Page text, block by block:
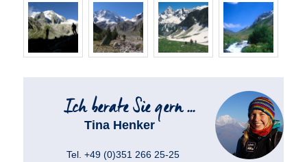
Tina Henker
Tel. +49 (0)351 266 25-25